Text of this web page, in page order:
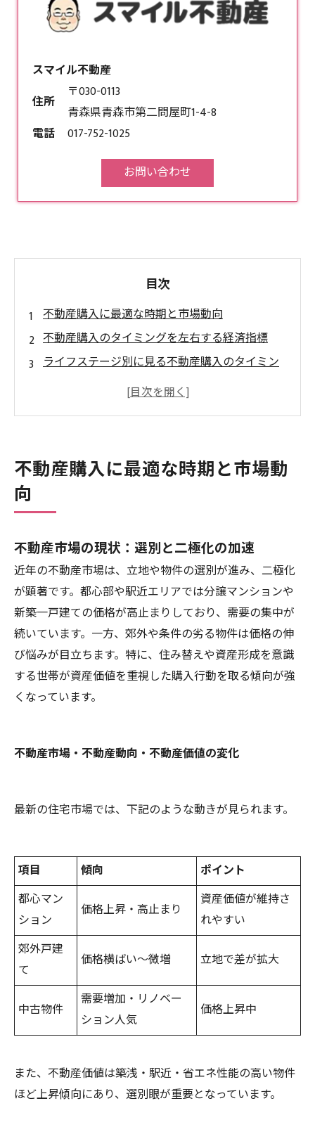
スマイル不動産
住所
〒030-0113
青森県青森市第二問屋町1-4-8
電話
017-752-1025
お問い合わせ
目次
不動産購入に最適な時期と市場動向
不動産購入のタイミングを左右する経済指標
ライフステージ別に見る不動産購入のタイミン
不動産購入に最適な時期と市場動
向
不動産市場の現状：選別と二極化の加速
近年の不動産市場は、立地や物件の選別が進み、二極化
が顕著です。都心部や駅近エリアでは分譲マンションや
新築一戸建ての価格が高止まりしており、需要の集中が
続いています。一方、郊外や条件の劣る物件は価格の伸
び悩みが目立ちます。特に、住み替えや資産形成を意識
する世帯が資産価値を重視した購入行動を取る傾向が強
くなっています。
不動産市場・不動産動向・不動産価値の変化
最新の住宅市場では、下記のような動きが見られます。
項目 傾向
ポイント
都心マン
ション
価格上昇・高止まり
資産価値が維持さ
れやすい
郊外戸建
て
価格横ばい〜微増 立地で差が拡大
中古物件
需要増加・リノベー
ション人気
価格上昇中
また、不動産価値は築浅・駅近・省エネ性能の高い物件
ほど上昇傾向にあり、選別眼が重要となっています。